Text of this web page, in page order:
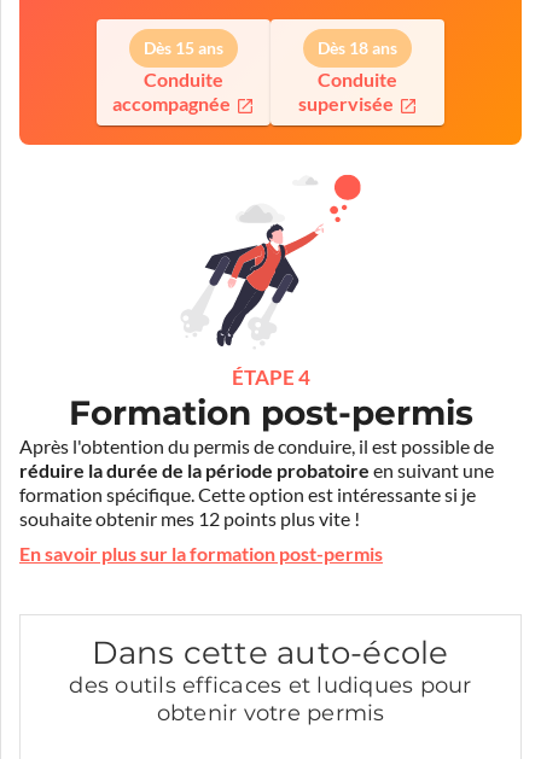
Dès 15 ans
Conduite
accompagnée
Dès 18 ans
Conduite
supervisée
ÉTAPE 4
Formation post-permis
Après l'obtention du permis de conduire, il est possible de
réduire la durée de la période probatoire en suivant une
formation spécifique. Cette option est intéressante si je
souhaite obtenir mes 12 points plus vite !
En savoir plus sur la formation post-permis
Dans cette auto-école
des outils efficaces et ludiques pour
obtenir votre permis